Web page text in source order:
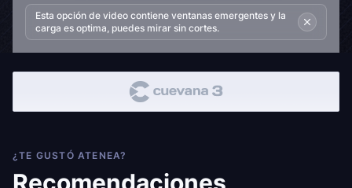
Esta opción de video contiene ventanas emergentes y la
carga es optima, puedes mirar sin cortes.
¿TE GUSTÓ ATENEA?